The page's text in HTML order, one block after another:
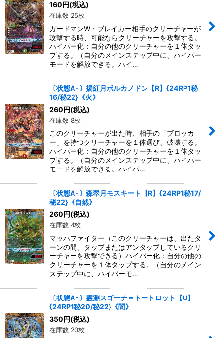
160 円(税込)
在庫数 25枚
ガードマンW・ブレイカー相手のクリーチャーが
攻撃する時、可能ならクリーチャーを攻撃する。
ハイパー化：自分の他のクリーチャーを１体タッ
プする。（自分のメインステップ中に、ハイパー
モードを解放できる。ハイ…
〔状態A-〕揚紅月ボルカノドン【R】{24RP1秘
16/秘22}《火》
260 円(税込)
在庫数 8枚
このクリーチャーが出た時、相手の「ブロッカ
ー」を持つクリーチャーを１体選び、破壊する。
ハイパー化：自分の他のクリーチャーを１体タッ
プする。（自分のメインステップ中に、ハイパー
モードを解放できる。ハイパ…
〔状態A-〕森翠月モスキート【R】{24RP1秘17/
秘22}《自然》
260 円(税込)
在庫数 4枚
マッハファイター（このクリーチャーは、出たタ
ーンの間、タップまたはアンタップしているクリ
ーチャーを攻撃できる）ハイパー化：自分の他の
クリーチャーを１体タップする。（自分のメイン
ステップ中に、ハイパーモ…
〔状態A-〕霊淵スゴーチ＝トートロット【U】
{24RP1秘20/秘22}《闇》
350 円(税込)
在庫数 20枚